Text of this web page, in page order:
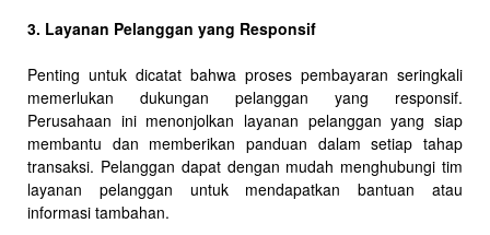
3. Layanan Pelanggan yang Responsif
Penting untuk dicatat bahwa proses pembayaran seringkali
memerlukan dukungan pelanggan yang responsif.
Perusahaan ini menonjolkan layanan pelanggan yang siap
membantu dan memberikan panduan dalam setiap tahap
transaksi. Pelanggan dapat dengan mudah menghubungi tim
layanan pelanggan untuk mendapatkan bantuan atau
informasi tambahan.